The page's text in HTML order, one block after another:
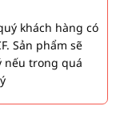
khách hàng có
Sản phẩm sẽ
nếu trong quá